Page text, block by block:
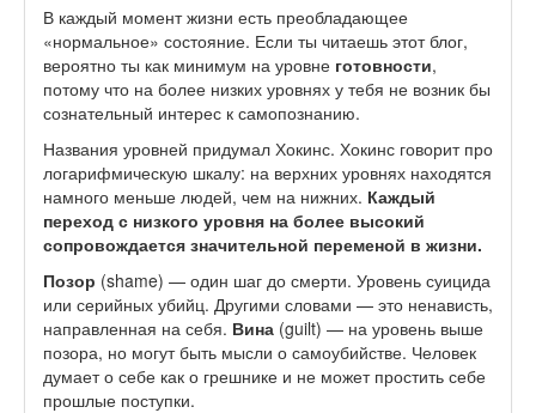
В каждый момент жизни есть преобладающее
«нормальное» состояние. Если ты читаешь этот блог,
вероятно ты как минимум на уровне готовности,
потому что на более низких уровнях у тебя не возник бы
сознательный интерес к самопознанию.
Названия уровней придумал Хокинс. Хокинс говорит про
логарифмическую шкалу: на верхних уровнях находятся
намного меньше людей, чем на нижних. Каждый
переход с низкого уровня на более высокий
сопровождается значительной переменой в жизни.
Позор (shame) — один шаг до смерти. Уровень суицида
или серийных убийц. Другими словами — это ненависть,
направленная на себя. Вина (guilt) — на уровень выше
позора, но могут быть мысли о самоубийстве. Человек
думает о себе как о грешнике и не может простить себе
прошлые поступки.